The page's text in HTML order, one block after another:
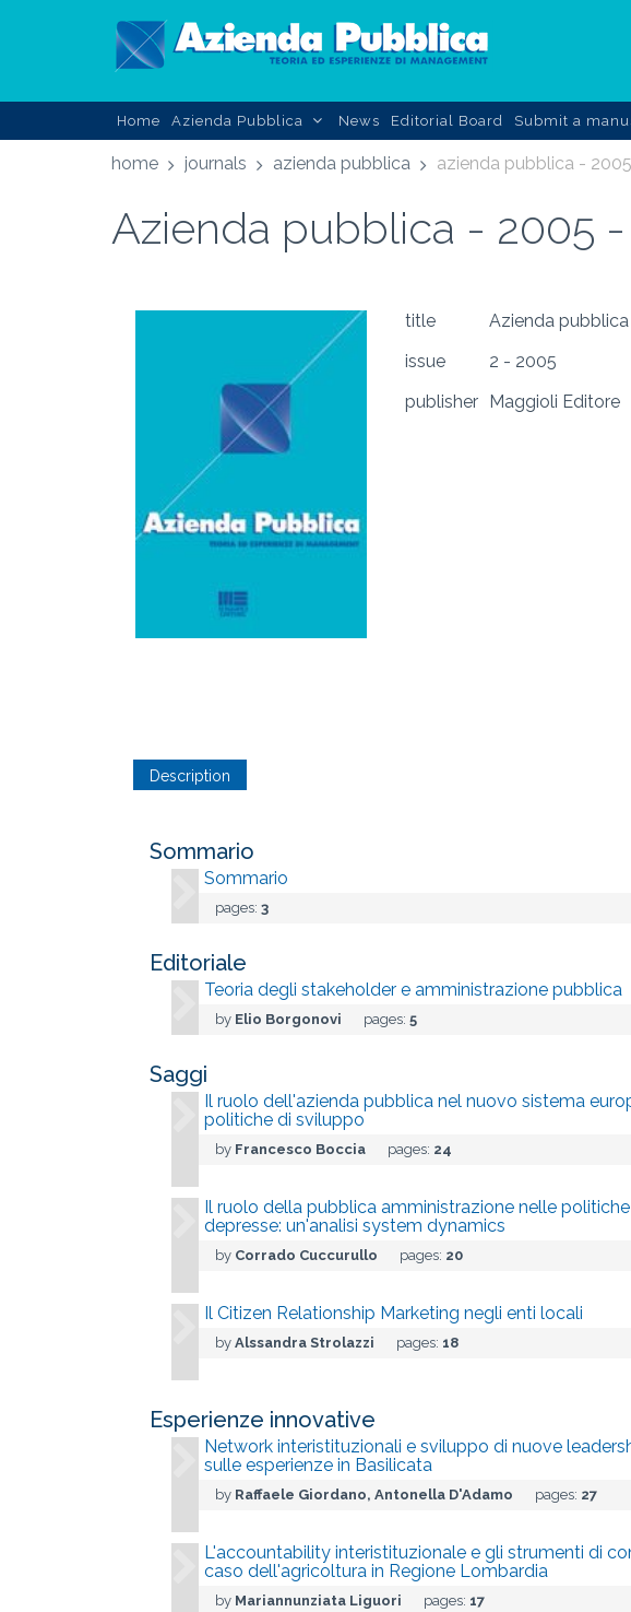
Home Azienda Pubblica News Editorial Board Submit a
home journals azienda pubblica azienda pubblica -
Azienda pubblica - 2005 -
title
Azienda
issue
2 - 2005
publisher Maggioli Editore
Description
Sommario
Sommario
pages: 3
Editoriale
Teoria degli stakeholder e amministrazione pubblica
by Elio Borgonovi pages: 5
Saggi
Il ruolo dell'azienda pubblica nel nuovo sistema
politiche di sviluppo
by Francesco Boccia pages: 24
Il ruolo della pubblica amministrazione nelle
depresse: un'analisi system dynamics
by Corrado Cuccurullo pages: 20
Il Citizen Relationship Marketing negli enti locali
by Alssandra Strolazzi pages: 18
Esperienze innovative
Network interistituzionali e sviluppo di nuove
sulle esperienze in Basilicata
by Raffaele Giordano, Antonella D'Adamo pages: 27
L'accountability interistituzionale e gli strumenti di
caso dell'agricoltura in Regione Lombardia
by Mariannunziata Liguori pages: 17